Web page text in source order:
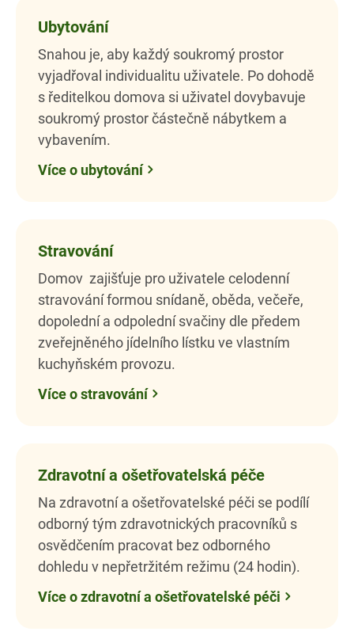
Ubytování
Snahou je, aby každý soukromý prostor
vyjadřoval individualitu uživatele. Po dohodě
s ředitelkou domova si uživatel dovybavuje
soukromý prostor částečně nábytkem a
vybavením.
Více o ubytování
Stravování
Domov zajišťuje pro uživatele celodenní
stravování formou snídaně, oběda, večeře,
dopolední a odpolední svačiny dle předem
zveřejněného jídelního lístku ve vlastním
kuchyňském provozu.
Více o stravování
Zdravotní a ošetřovatelská péče
Na zdravotní a ošetřovatelské péči se podílí
odborný tým zdravotnických pracovníků s
osvědčením pracovat bez odborného
dohledu v nepřetržitém režimu (24 hodin).
Více o zdravotní a ošetřovatelské péči